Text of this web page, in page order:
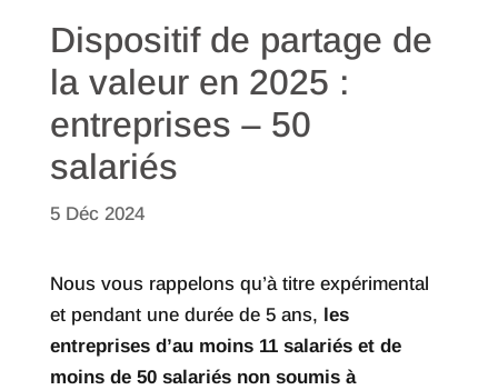
Dispositif de partage de
la valeur en 2025 :
entreprises – 50
salariés
5 Déc 2024
Nous vous rappelons qu’à titre expérimental
et pendant une durée de 5 ans, les
entreprises d’au moins 11 salariés et de
moins de 50 salariés non soumis à